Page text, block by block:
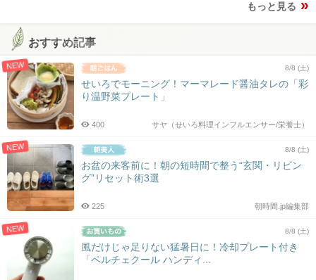
もっと見る
おすすめ記事
NEW 8/8 (土)
せいろでモーニング！マーマレード醤油タレの「彩
り温野菜プレート」
サヤ（せいろ料理インフルエンサー/栄養士）
400
NEW 8/8 (土)
お盆の来客前に！朝の短時間で整う“玄関・リビン
グ”リセット術3選
朝時間.jp編集部
225
NEW 8/8 (土)
風だけじゃ足りない猛暑日に！冷却プレート付き
「ペルチェクール ハンディ...